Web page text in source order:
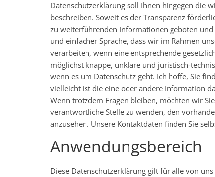
Datenschutzerklärung soll Ihnen hingegen die
beschreiben. Soweit es der Transparenz
zu weiterführenden Informationen geboten und
und einfacher Sprache, dass wir im Rahmen
verarbeiten, wenn eine entsprechende
möglichst knappe, unklare und juristisch-
wenn es um Datenschutz geht. Ich hoffe, Sie
vielleicht ist die eine oder andere Information
Wenn trotzdem Fragen bleiben, möchten wir
verantwortliche Stelle zu wenden, den
anzusehen. Unsere Kontaktdaten finden Sie
Anwendungsbereich
Diese Datenschutzerklärung gilt für alle von